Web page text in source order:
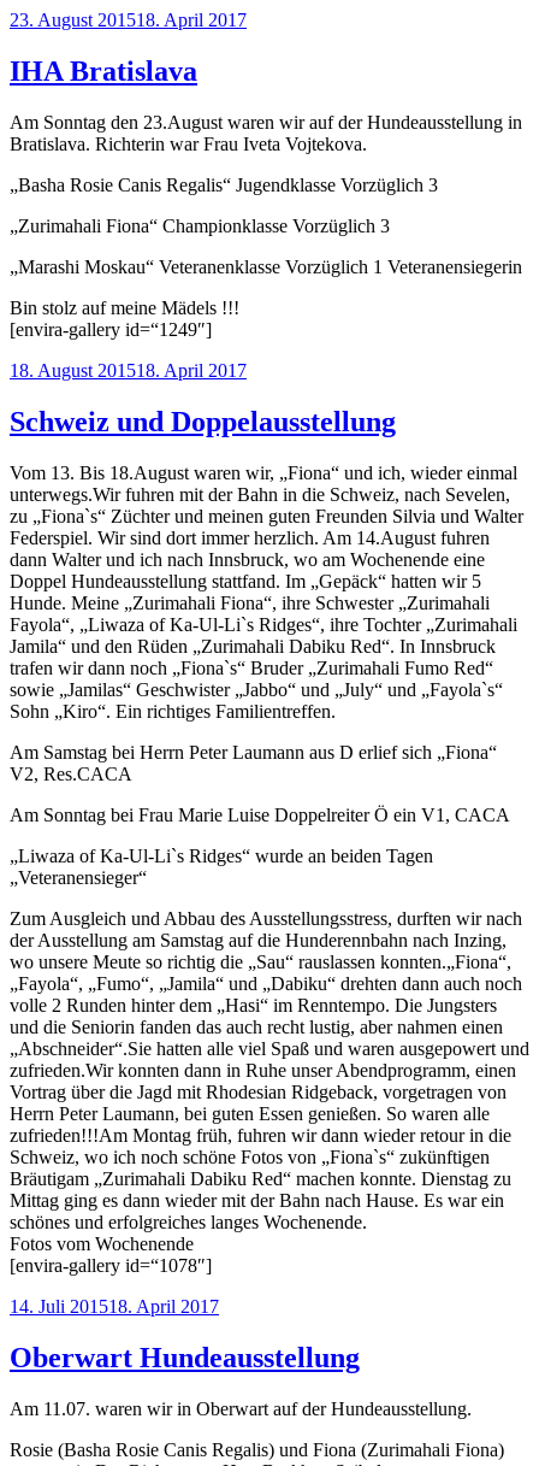
Veröffentlicht
23. August 201518. April 2017
IHA Bratislava
Am Sonntag den 23.August waren wir auf der Hundeausstellung in
Bratislava. Richterin war Frau Iveta Vojtekova.
„Basha Rosie Canis Regalis“ Jugendklasse Vorzüglich 3
„Zurimahali Fiona“ Championklasse Vorzüglich 3
„Marashi Moskau“ Veteranenklasse Vorzüglich 1 Veteranensiegerin
Bin stolz auf meine Mädels !!!
[envira-gallery id=“1249″]
Veröffentlicht
18. August 201518. April 2017
Schweiz und Doppelausstellung
Vom 13. Bis 18.August waren wir, „Fiona“ und ich, wieder einmal
unterwegs.Wir fuhren mit der Bahn in die Schweiz, nach Sevelen,
zu „Fiona`s“ Züchter und meinen guten Freunden Silvia und Walter
Federspiel. Wir sind dort immer herzlich. Am 14.August fuhren
dann Walter und ich nach Innsbruck, wo am Wochenende eine
Doppel Hundeausstellung stattfand. Im „Gepäck“ hatten wir 5
Hunde. Meine „Zurimahali Fiona“, ihre Schwester „Zurimahali
Fayola“, „Liwaza of Ka-Ul-Li`s Ridges“, ihre Tochter „Zurimahali
Jamila“ und den Rüden „Zurimahali Dabiku Red“. In Innsbruck
trafen wir dann noch „Fiona`s“ Bruder „Zurimahali Fumo Red“
sowie „Jamilas“ Geschwister „Jabbo“ und „July“ und „Fayola`s“
Sohn „Kiro“. Ein richtiges Familientreffen.
Am Samstag bei Herrn Peter Laumann aus D erlief sich „Fiona“
V2, Res.CACA
Am Sonntag bei Frau Marie Luise Doppelreiter Ö ein V1, CACA
„Liwaza of Ka-Ul-Li`s Ridges“ wurde an beiden Tagen
„Veteranensieger“
Zum Ausgleich und Abbau des Ausstellungsstress, durften wir nach
der Ausstellung am Samstag auf die Hunderennbahn nach Inzing,
wo unsere Meute so richtig die „Sau“ rauslassen konnten.„Fiona“,
„Fayola“, „Fumo“, „Jamila“ und „Dabiku“ drehten dann auch noch
volle 2 Runden hinter dem „Hasi“ im Renntempo. Die Jungsters
und die Seniorin fanden das auch recht lustig, aber nahmen einen
„Abschneider“.Sie hatten alle viel Spaß und waren ausgepowert und
zufrieden.Wir konnten dann in Ruhe unser Abendprogramm, einen
Vortrag über die Jagd mit Rhodesian Ridgeback, vorgetragen von
Herrn Peter Laumann, bei guten Essen genießen. So waren alle
zufrieden!!!Am Montag früh, fuhren wir dann wieder retour in die
Schweiz, wo ich noch schöne Fotos von „Fiona`s“ zukünftigen
Bräutigam „Zurimahali Dabiku Red“ machen konnte. Dienstag zu
Mittag ging es dann wieder mit der Bahn nach Hause. Es war ein
schönes und erfolgreiches langes Wochenende.
Fotos vom Wochenende
[envira-gallery id=“1078″]
Veröffentlicht
14. Juli 201518. April 2017
Oberwart Hundeausstellung
Am 11.07. waren wir in Oberwart auf der Hundeausstellung.
Rosie (Basha Rosie Canis Regalis) und Fiona (Zurimahali Fiona)